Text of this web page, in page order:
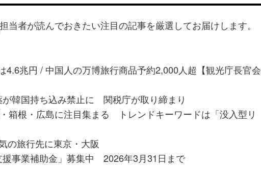
担当者が読んでおきたい注目の記事を厳選してお届けします。
4.6兆円 / 中国人の万博旅行商品予約2,000人超【観光庁長官会
韓国持ち込み禁止に 関税庁が取り締まり
箱根・広島に注目集まる トレンドキーワードは「没入型リ
の旅行先に東京・大阪
事業補助金」募集中 2026年3月31日まで